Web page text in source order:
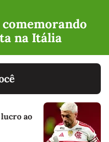
na Itália
ao